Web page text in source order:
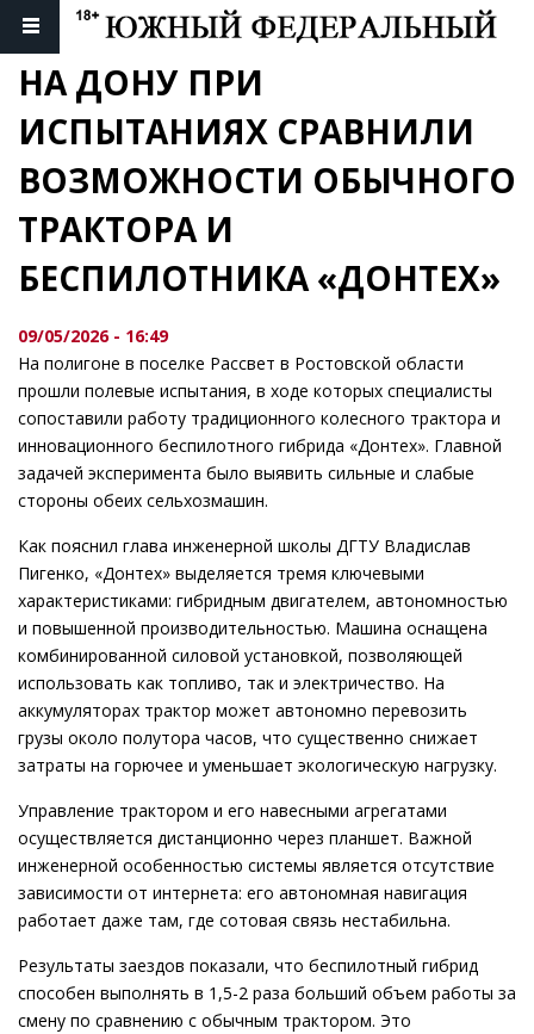
НА ДОНУ ПРИ
ИСПЫТАНИЯХ СРАВНИЛИ
ВОЗМОЖНОСТИ ОБЫЧНОГО
ТРАКТОРА И
БЕСПИЛОТНИКА «ДОНТЕХ»
09/05/2026 - 16:49
На полигоне в поселке Рассвет в Ростовской области
прошли полевые испытания, в ходе которых специалисты
сопоставили работу традиционного колесного трактора и
инновационного беспилотного гибрида «Донтех». Главной
задачей эксперимента было выявить сильные и слабые
стороны обеих сельхозмашин.
Как пояснил глава инженерной школы ДГТУ Владислав
Пигенко, «Донтех» выделяется тремя ключевыми
характеристиками: гибридным двигателем, автономностью
и повышенной производительностью. Машина оснащена
комбинированной силовой установкой, позволяющей
использовать как топливо, так и электричество. На
аккумуляторах трактор может автономно перевозить
грузы около полутора часов, что существенно снижает
затраты на горючее и уменьшает экологическую нагрузку.
Управление трактором и его навесными агрегатами
осуществляется дистанционно через планшет. Важной
инженерной особенностью системы является отсутствие
зависимости от интернета: его автономная навигация
работает даже там, где сотовая связь нестабильна.
Результаты заездов показали, что беспилотный гибрид
способен выполнять в 1,5-2 раза больший объем работы за
смену по сравнению с обычным трактором. Это